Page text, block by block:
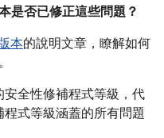
是否已修正這些問題？
本的說明文章，瞭解如何
全性修補程式等級，代
式等級涵蓋的所有問題